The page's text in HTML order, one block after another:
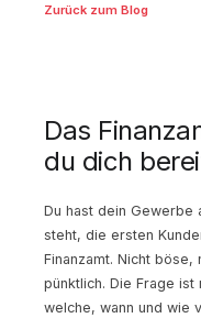
Zurück zum Blog
Das
du dich
Du hast dein Gewerbe
steht, die ersten
Finanzamt. Nicht böse,
pünktlich. Die Frage
welche, wann und wie